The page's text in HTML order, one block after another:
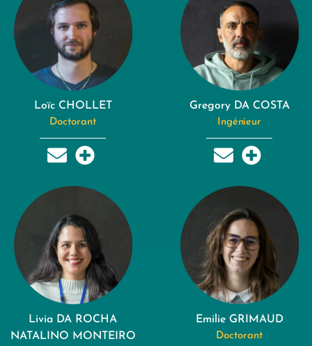
Loïc CHOLLET
Doctorant
Gregory DA COSTA
Ingénieur
Livia DA ROCHA
NATALINO MONTEIRO
Emilie GRIMAUD
Doctorant